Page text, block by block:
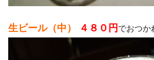
生ビール（中） ４８０円 でおつか